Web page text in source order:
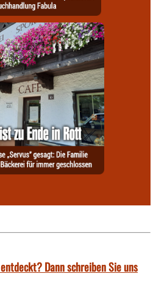
Dann schreiben Sie uns